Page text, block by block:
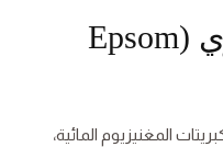
ما هو الملح الإنجليزي (Epsom
المغنيزيوم المائية،